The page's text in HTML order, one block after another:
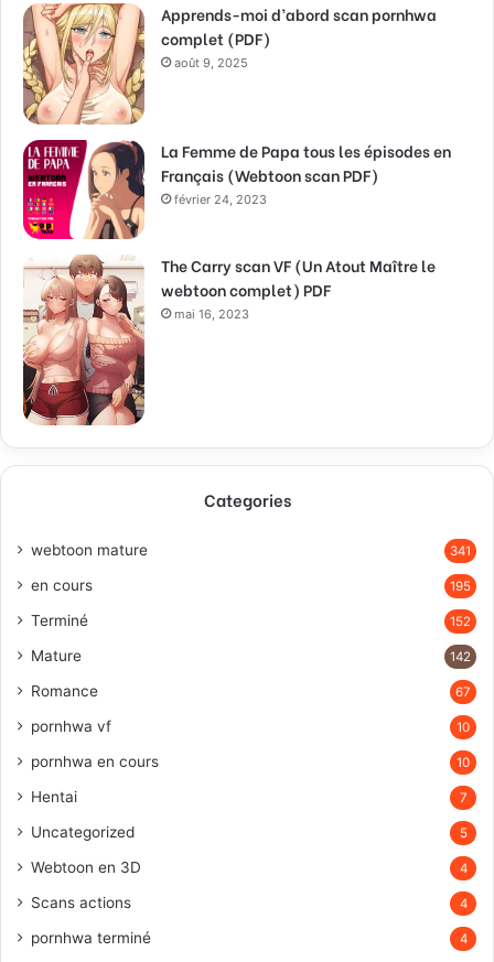
Apprends-moi d’abord scan pornhwa
complet (PDF)
août 9, 2025
La Femme de Papa tous les épisodes en
Français (Webtoon scan PDF)
février 24, 2023
The Carry scan VF (Un Atout Maître le
webtoon complet) PDF
mai 16, 2023
Categories
webtoon mature 341
en cours 195
Terminé 152
Mature 142
Romance 67
pornhwa vf 10
pornhwa en cours 10
Hentai 7
Uncategorized 5
Webtoon en 3D 4
Scans actions 4
pornhwa terminé 4